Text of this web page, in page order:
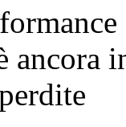
ancora